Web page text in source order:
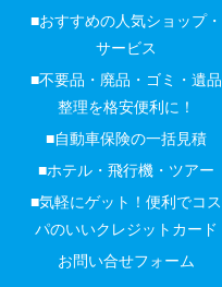
■おすすめの人気ショップ・
サービス
■不要品・廃品・ゴミ・遺品
整理を格安便利に！
■自動車保険の一括見積
■ホテル・飛行機・ツアー
■気軽にゲット！便利でコス
パのいいクレジットカード
お問い合せフォーム